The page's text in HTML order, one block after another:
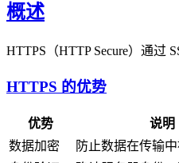
概述
HTTPS（HTTP Secure）通过
HTTPS 的优势
优势
说明
数据加密
防止数据在传输